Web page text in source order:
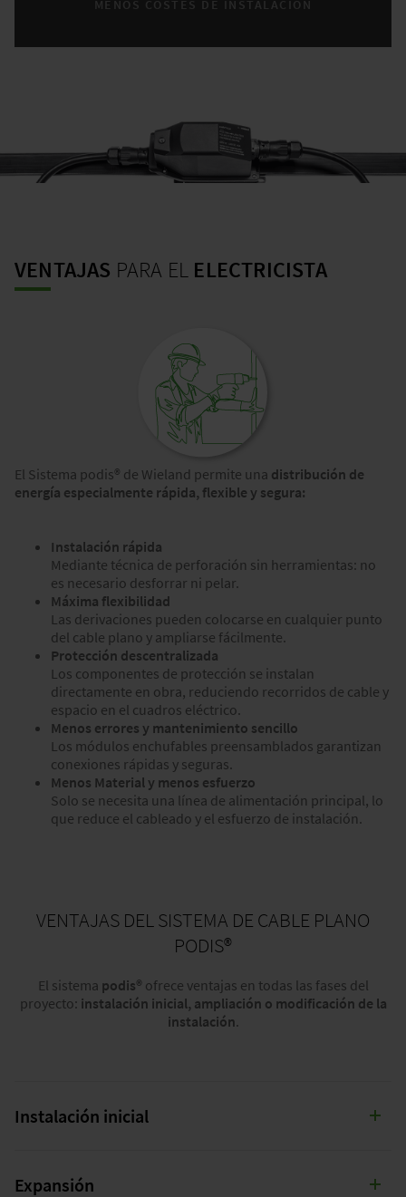
MENOS COSTES DE INSTALACIÓN
VENTAJAS PARA EL ELECTRICISTA
El Sistema podis® de Wieland permite una distribución de
energía especialmente rápida, flexible y segura:
Instalación rápida
Mediante técnica de perforación sin herramientas: no
es necesario desforrar ni pelar.
Máxima flexibilidad
Las derivaciones pueden colocarse en cualquier punto
del cable plano y ampliarse fácilmente.
Protección descentralizada
Los componentes de protección se instalan
directamente en obra, reduciendo recorridos de cable y
espacio en el cuadros eléctrico.
Menos errores y mantenimiento sencillo
Los módulos enchufables preensamblados garantizan
conexiones rápidas y seguras.
Menos Material y menos esfuerzo
Solo se necesita una línea de alimentación principal, lo
que reduce el cableado y el esfuerzo de instalación.
VENTAJAS DEL SISTEMA DE CABLE PLANO
PODIS®
El sistema podis® ofrece ventajas en todas las fases del
proyecto: instalación inicial, ampliación o modificación de la
instalación.
Instalación inicial
Expansión